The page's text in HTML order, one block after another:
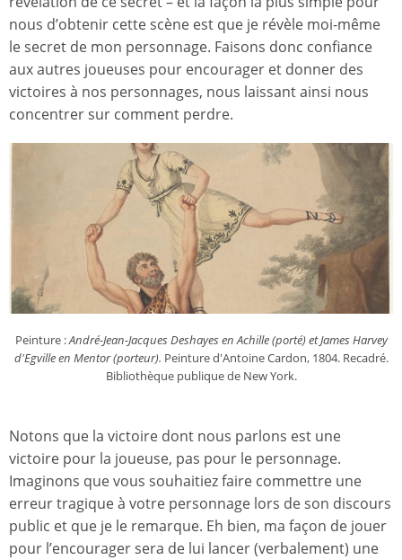
nous d’obtenir cette scène est que je révèle moi-même
le secret de mon personnage. Faisons donc confiance
aux autres joueuses pour encourager et donner des
victoires à nos personnages, nous laissant ainsi nous
concentrer sur comment perdre.
Peinture :André-Jean-Jacques Deshayes en Achille (porté) et James Harvey
d'Egville en Mentor (porteur). Peinture d'Antoine Cardon, 1804. Recadré.
Bibliothèque publique de New York.
Notons que la victoire dont nous parlons est une
victoire pour la joueuse, pas pour le personnage.
Imaginons que vous souhaitiez faire commettre une
erreur tragique à votre personnage lors de son discours
public et que je le remarque. Eh bien, ma façon de jouer
pour l’encourager sera de lui lancer (verbalement) une